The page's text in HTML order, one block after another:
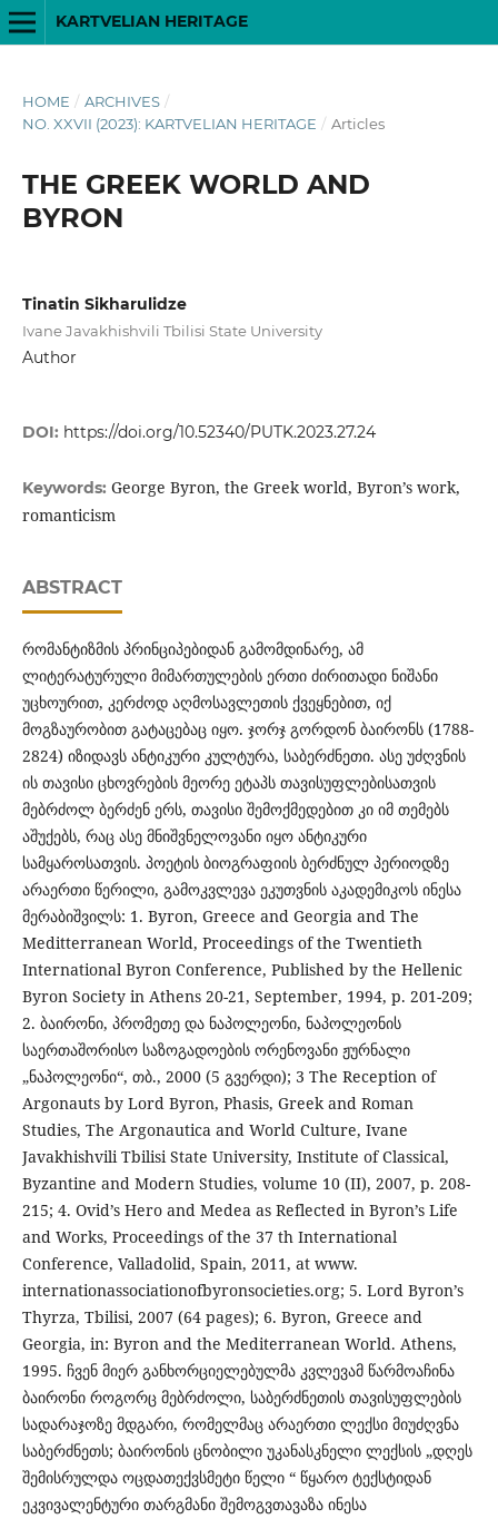
KARTVELIAN HERITAGE
HOME / ARCHIVES /
NO. XXVII (2023): KARTVELIAN HERITAGE / Articles
THE GREEK WORLD AND
BYRON
Tinatin Sikharulidze
Ivane Javakhishvili Tbilisi State University
Author
DOI: https://doi.org/10.52340/PUTK.2023.27.24
Keywords: George Byron, the Greek world, Byron’s work,
romanticism
ABSTRACT
რომანტიზმის პრინციპებიდან გამომდინარე, ამ
ლიტერატურული მიმართულების ერთი ძირითადი ნიშანი
უცხოურით, კერძოდ აღმოსავლეთის ქვეყნებით, იქ
მოგზაურობით გატაცებაც იყო. ჯორჯ გორდონ ბაირონს (1788-
2824) იზიდავს ანტიკური კულტურა, საბერძნეთი. ასე უძღვნის
ის თავისი ცხოვრების მეორე ეტაპს თავისუფლებისათვის
მებრძოლ ბერძენ ერს, თავისი შემოქმედებით კი იმ თემებს
აშუქებს, რაც ასე მნიშვნელოვანი იყო ანტიკური
სამყაროსათვის. პოეტის ბიოგრაფიის ბერძნულ პერიოდზე
არაერთი წერილი, გამოკვლევა ეკუთვნის აკადემიკოს ინესა
მერაბიშვილს: 1. Byron, Greece and Georgia and The
Meditterranean World, Proceedings of the Twentieth
International Byron Conference, Published by the Hellenic
Byron Society in Athens 20-21, September, 1994, p. 201-209;
2. ბაირონი, პრომეთე და ნაპოლეონი, ნაპოლეონის
საერთაშორისო საზოგადოების ორენოვანი ჟურნალი
„ნაპოლეონი“, თბ., 2000 (5 გვერდი); 3 The Reception of
Argonauts by Lord Byron, Phasis, Greek and Roman
Studies, The Argonautica and World Culture, Ivane
Javakhishvili Tbilisi State University, Institute of Classical,
Byzantine and Modern Studies, volume 10 (II), 2007, p. 208-
215; 4. Ovid’s Hero and Medea as Reflected in Byron’s Life
and Works, Proceedings of the 37 th International
Conference, Valladolid, Spain, 2011, at www.
internationassociationofbyronsocieties.org; 5. Lord Byron’s
Thyrza, Tbilisi, 2007 (64 pages); 6. Byron, Greece and
Georgia, in: Byron and the Mediterranean World. Athens,
1995. ჩვენ მიერ განხორციელებულმა კვლევამ წარმოაჩინა
ბაირონი როგორც მებრძოლი, საბერძნეთის თავისუფლების
სადარაჯოზე მდგარი, რომელმაც არაერთი ლექსი მიუძღვნა
საბერძნეთს; ბაირონის ცნობილი უკანასკნელი ლექსის „დღეს
შემისრულდა ოცდათექვსმეტი წელი “ წყარო ტექსტიდან
ეკვივალენტური თარგმანი შემოგვთავაზა ინესა